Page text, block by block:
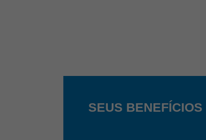
SEUS BENEFÍCIOS